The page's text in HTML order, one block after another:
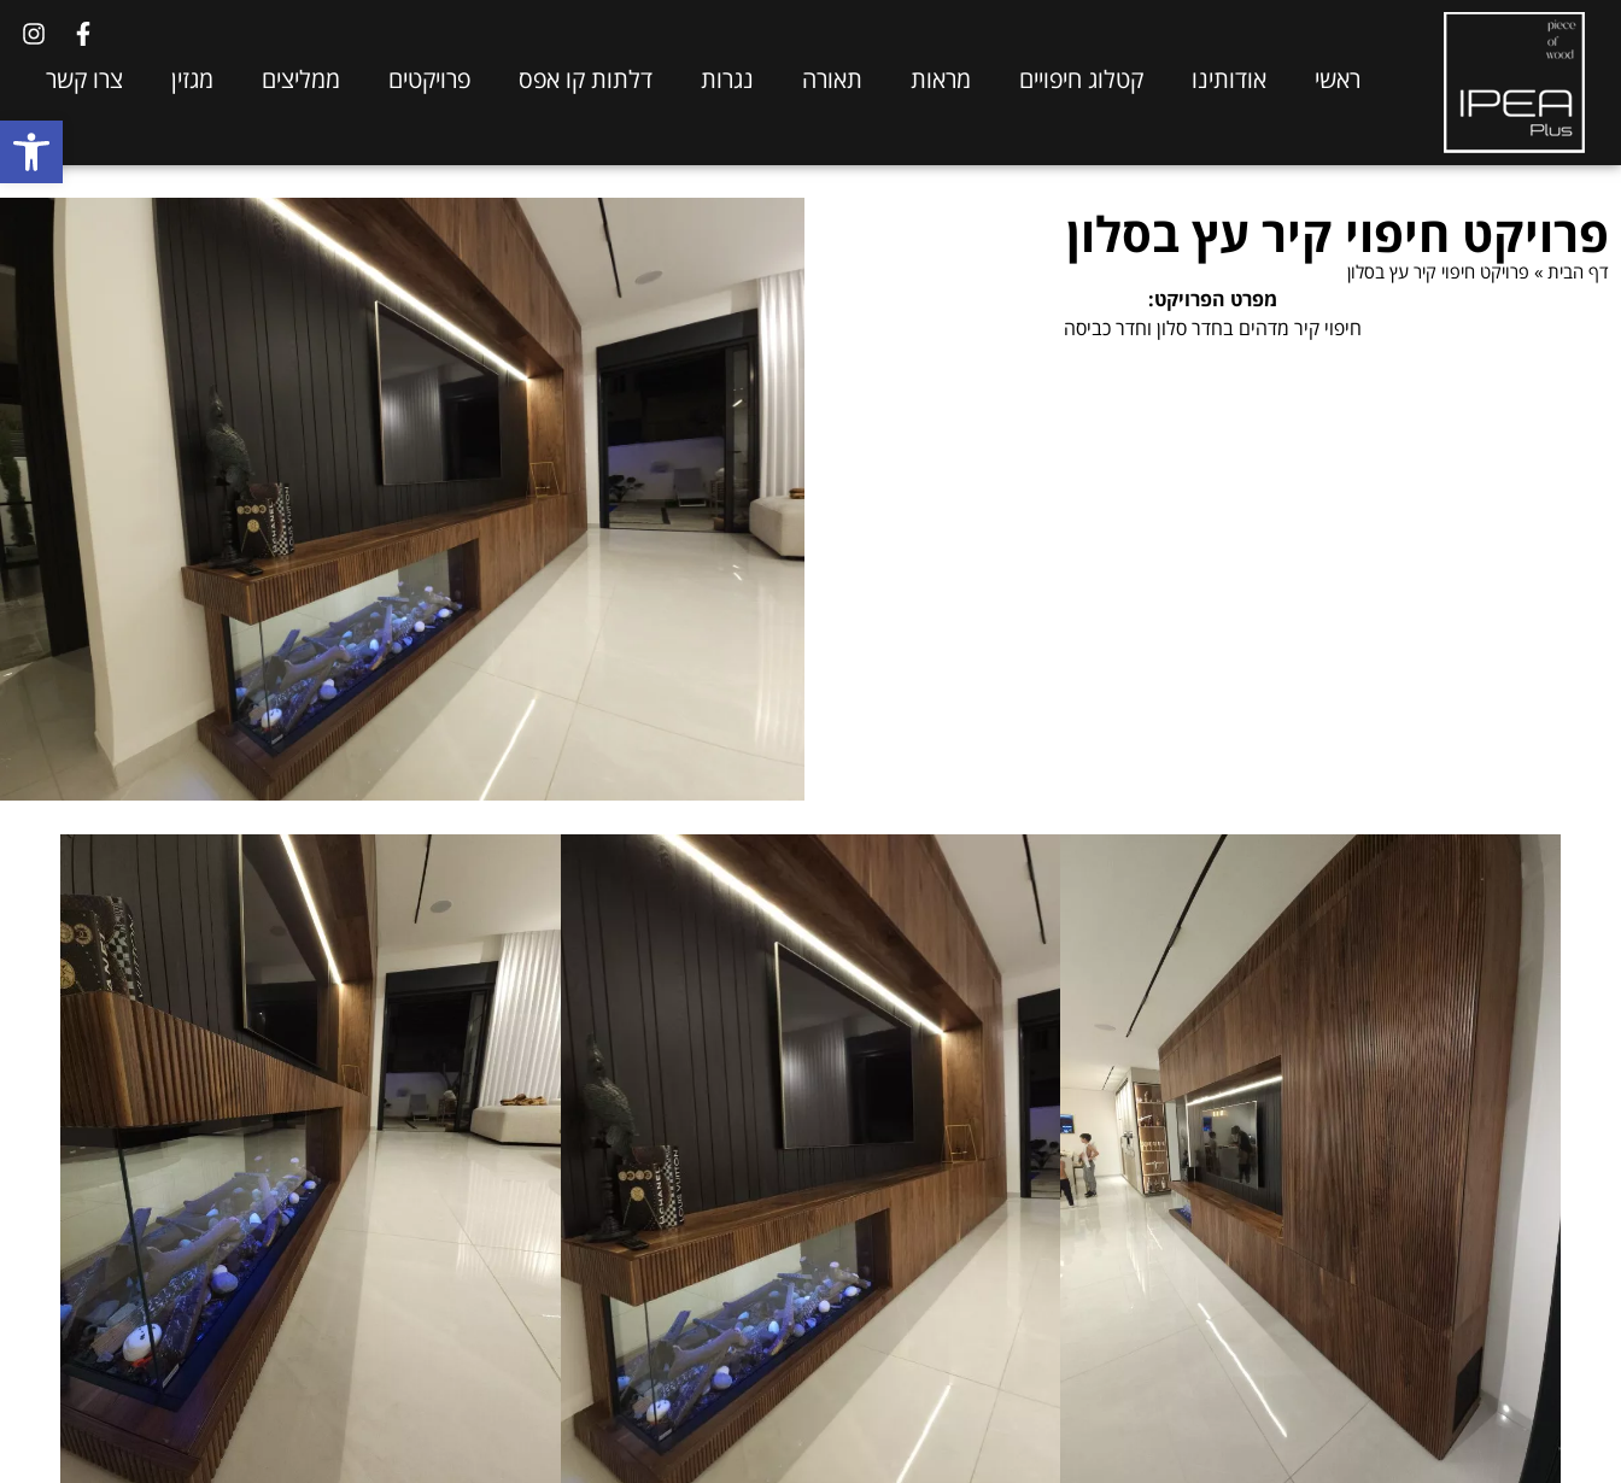
פתח
ראשי אודותינו קטלוג חיפויים מראות תאורה נגרות דלתות קו אפס פרויקטים ממליצים מגזין צרו קשר
פרויקט חיפוי קיר עץ בסלון
דף הבית » פרויקט חיפוי קיר עץ בסלון
מפרט הפרויקט:
חיפוי קיר מדהים בחדר סלון וחדר כביסה